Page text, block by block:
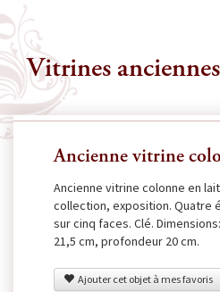
Vitrines
Ancienne vitrine
Ancienne vitrine colonne en
collection, exposition. Quatre
sur cinq faces. Clé.
21,5 cm, profondeur 20 cm.
Ajouter cet objet à mes favoris